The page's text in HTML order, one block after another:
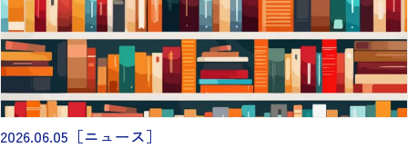
2026.06.05 ［ニュース］